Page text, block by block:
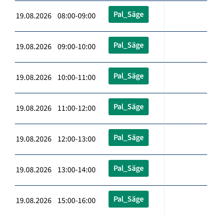
19.08.2026 08:00-09:00 Pal_Säge
19.08.2026 09:00-10:00 Pal_Säge
19.08.2026 10:00-11:00 Pal_Säge
19.08.2026 11:00-12:00 Pal_Säge
19.08.2026 12:00-13:00 Pal_Säge
19.08.2026 13:00-14:00 Pal_Säge
19.08.2026 15:00-16:00 Pal_Säge